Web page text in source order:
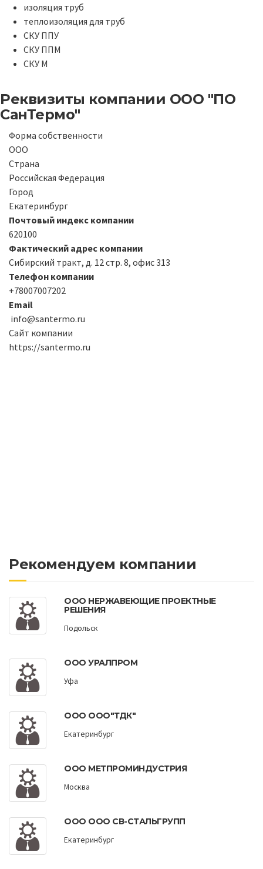
изоляция труб
теплоизоляция для труб
СКУ ППУ
СКУ ППМ
СКУ М
Реквизиты компании ООО "ПО
СанТермо"
Форма собственности
ООО
Страна
Российская Федерация
Город
Екатеринбург
Почтовый индекс компании
620100
Фактический адрес компании
Сибирский тракт, д. 12 стр. 8, офис 313
Телефон компании
+78007007202
Email
info@santermo.ru
Сайт компании
https://santermo.ru
Рекомендуем компании
ООО НЕРЖАВЕЮЩИЕ ПРОЕКТНЫЕ
РЕШЕНИЯ
Подольск
ООО УРАЛПРОМ
Уфа
ООО OOO"ТДК"
Екатеринбург
ООО МЕТПРОМИНДУСТРИЯ
Москва
ООО ООО СВ-СТАЛЬГРУПП
Екатеринбург